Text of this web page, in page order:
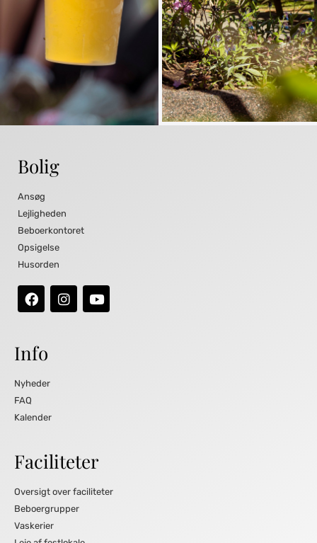
Bolig
Ansøg
Lejligheden
Beboerkontoret
Opsigelse
Husorden
Info
Nyheder
FAQ
Kalender
Faciliteter
Oversigt over faciliteter
Beboergrupper
Vaskerier